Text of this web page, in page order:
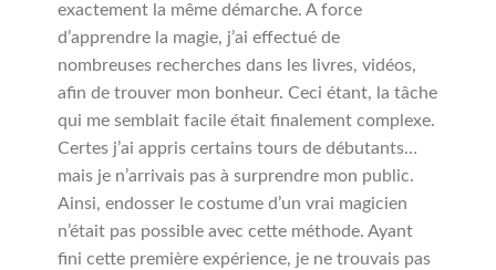
exactement la même démarche. A force
d’apprendre la magie, j’ai effectué de
nombreuses recherches dans les livres, vidéos,
afin de trouver mon bonheur. Ceci étant, la tâche
qui me semblait facile était finalement complexe.
Certes j’ai appris certains tours de débutants…
mais je n’arrivais pas à surprendre mon public.
Ainsi, endosser le costume d’un vrai magicien
n’était pas possible avec cette méthode. Ayant
fini cette première expérience, je ne trouvais pas